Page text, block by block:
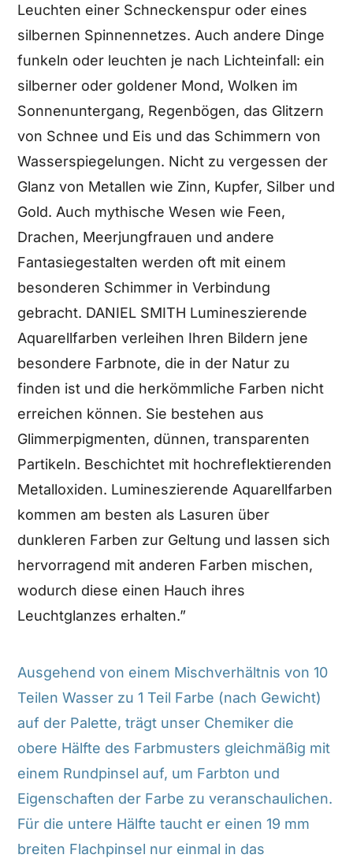
Leuchten einer Schneckenspur oder eines
silbernen Spinnennetzes. Auch andere Dinge
funkeln oder leuchten je nach Lichteinfall: ein
silberner oder goldener Mond, Wolken im
Sonnenuntergang, Regenbögen, das Glitzern
von Schnee und Eis und das Schimmern von
Wasserspiegelungen. Nicht zu vergessen der
Glanz von Metallen wie Zinn, Kupfer, Silber und
Gold. Auch mythische Wesen wie Feen,
Drachen, Meerjungfrauen und andere
Fantasiegestalten werden oft mit einem
besonderen Schimmer in Verbindung
gebracht. DANIEL SMITH Lumineszierende
Aquarellfarben verleihen Ihren Bildern jene
besondere Farbnote, die in der Natur zu
finden ist und die herkömmliche Farben nicht
erreichen können. Sie bestehen aus
Glimmerpigmenten, dünnen, transparenten
Partikeln. Beschichtet mit hochreflektierenden
Metalloxiden. Lumineszierende Aquarellfarben
kommen am besten als Lasuren über
dunkleren Farben zur Geltung und lassen sich
hervorragend mit anderen Farben mischen,
wodurch diese einen Hauch ihres
Leuchtglanzes erhalten.”
Ausgehend von einem Mischverhältnis von 10
Teilen Wasser zu 1 Teil Farbe (nach Gewicht)
auf der Palette, trägt unser Chemiker die
obere Hälfte des Farbmusters gleichmäßig mit
einem Rundpinsel auf, um Farbton und
Eigenschaften der Farbe zu veranschaulichen.
Für die untere Hälfte taucht er einen 19 mm
breiten Flachpinsel nur einmal in das